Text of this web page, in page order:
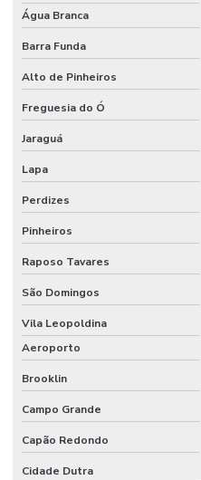
Dispensador para laboratório
Dispensador laboratório de
Dispensador de líquidos
Dispensador de líquidos para
Distribuidor wheaton
Equipamentos cromatográficos
Equipamentos para laboratório
Equipamentos de laboratório de
Espátula para laboratório
Espátula para laboratório de
Espectrofotômetro análise de
Espectrofotômetro comprar
Água Branca
Barra Funda
Alto de Pinheiros
Freguesia do Ó
Jaraguá
Lapa
Perdizes
Pinheiros
Raposo Tavares
São Domingos
Vila Leopoldina
Aeroporto
Brooklin
Campo Grande
Capão Redondo
Cidade Dutra